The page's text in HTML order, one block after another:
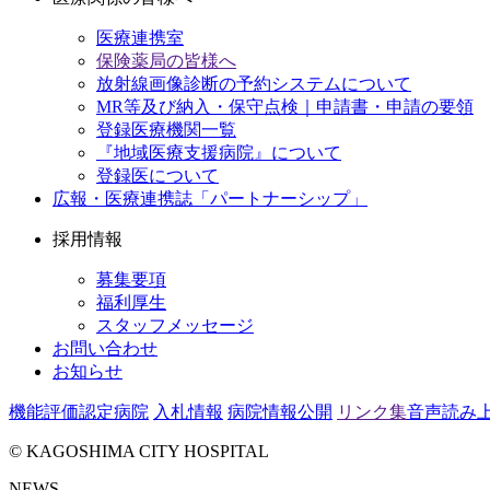
医療連携室
保険薬局の皆様へ
放射線画像診断の予約システムについて
MR等及び納入・保守点検｜申請書・申請の要領
登録医療機関一覧
『地域医療支援病院』について
登録医について
広報・医療連携誌「パートナーシップ」
採用情報
募集要項
福利厚生
スタッフメッセージ
お問い合わせ
お知らせ
機能評価認定病院 入札情報 病院情報公開 リンク集音声読み
© KAGOSHIMA CITY HOSPITAL